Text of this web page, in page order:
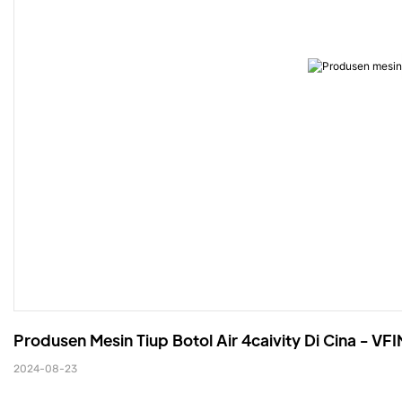
Produsen Mesin Tiup Botol Air 4caivity Di Cina -
2024-08-23